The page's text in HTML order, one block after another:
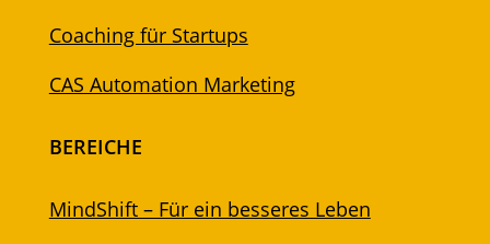
Coaching für Startups
CAS Automation Marketing
BEREICHE
MindShift – Für ein besseres Leben